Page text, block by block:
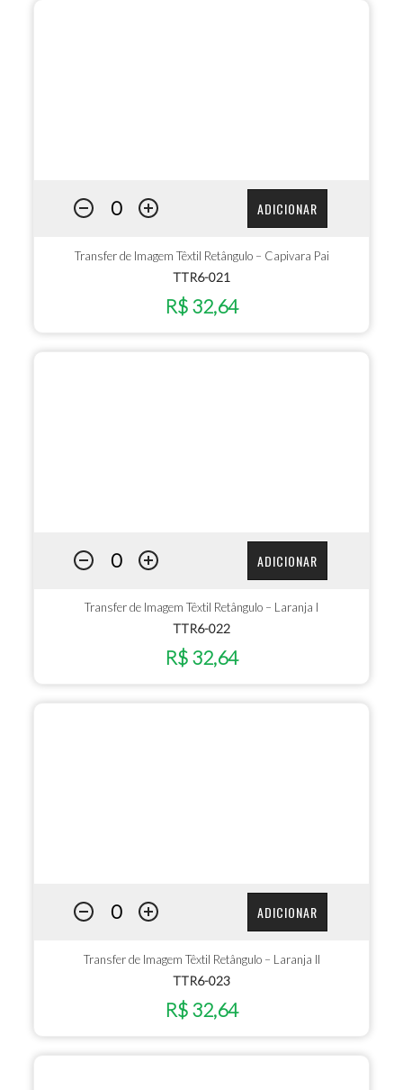
ADICIONAR
Transfer de Imagem Têxtil Retângulo – Capivara Pai
TTR6-021
R$ 32,64
ADICIONAR
Transfer de Imagem Têxtil Retângulo – Laranja I
TTR6-022
R$ 32,64
ADICIONAR
Transfer de Imagem Têxtil Retângulo – Laranja II
TTR6-023
R$ 32,64